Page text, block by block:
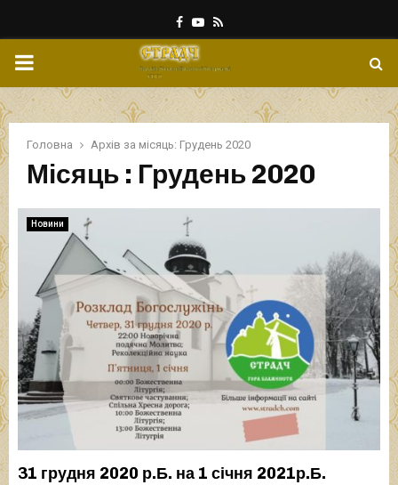
Facebook
Youtube
Rss
PRIMARY
MENU
Головна Архів за місяць: Грудень 2020
Місяць : Грудень 2020
Новини
31 грудня 2020 р.Б. на 1 січня 2021р.Б.